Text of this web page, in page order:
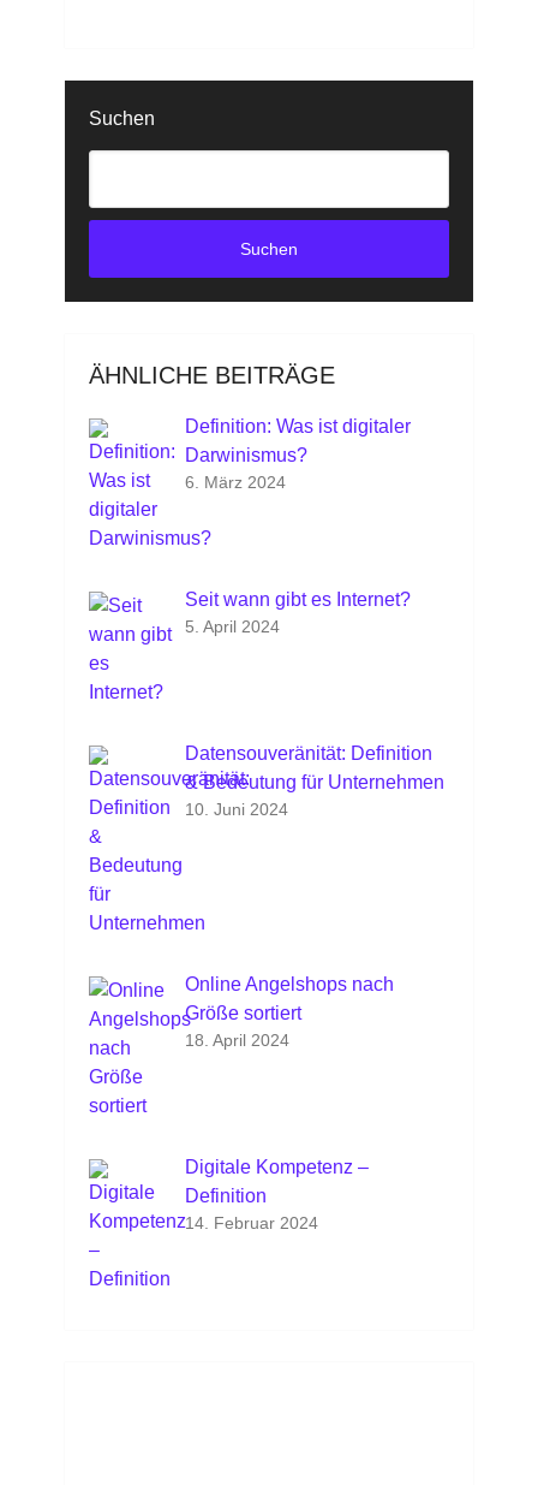
Suchen
Suchen
ÄHNLICHE BEITRÄGE
Definition: Was ist digitaler
Darwinismus?
6. März 2024
Seit wann gibt es Internet?
5. April 2024
Datensouveränität: Definition
& Bedeutung für Unternehmen
10. Juni 2024
Online Angelshops nach
Größe sortiert
18. April 2024
Digitale Kompetenz –
Definition
14. Februar 2024